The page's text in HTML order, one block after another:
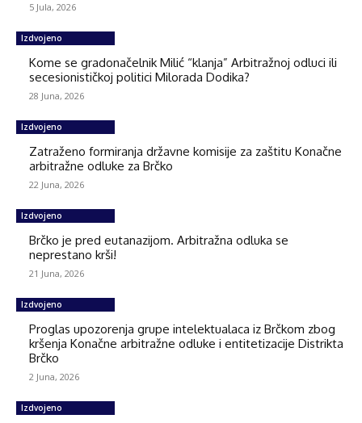
5 Jula, 2026
Izdvojeno
Kome se gradonačelnik Milić “klanja” Arbitražnoj odluci ili
secesionističkoj politici Milorada Dodika?
28 Juna, 2026
Izdvojeno
Zatraženo formiranja državne komisije za zaštitu Konačne
arbitražne odluke za Brčko
22 Juna, 2026
Izdvojeno
Brčko je pred eutanazijom. Arbitražna odluka se
neprestano krši!
21 Juna, 2026
Izdvojeno
Proglas upozorenja grupe intelektualaca iz Brčkom zbog
kršenja Konačne arbitražne odluke i entitetizacije Distrikta
Brčko
2 Juna, 2026
Izdvojeno